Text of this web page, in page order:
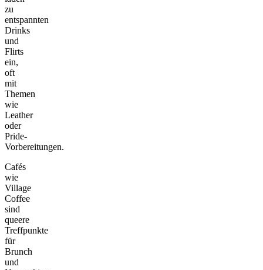
zu
entspannten
Drinks
und
Flirts
ein,
oft
mit
Themen
wie
Leather
oder
Pride-
Vorbereitungen.
Cafés
wie
Village
Coffee
sind
queere
Treffpunkte
für
Brunch
und